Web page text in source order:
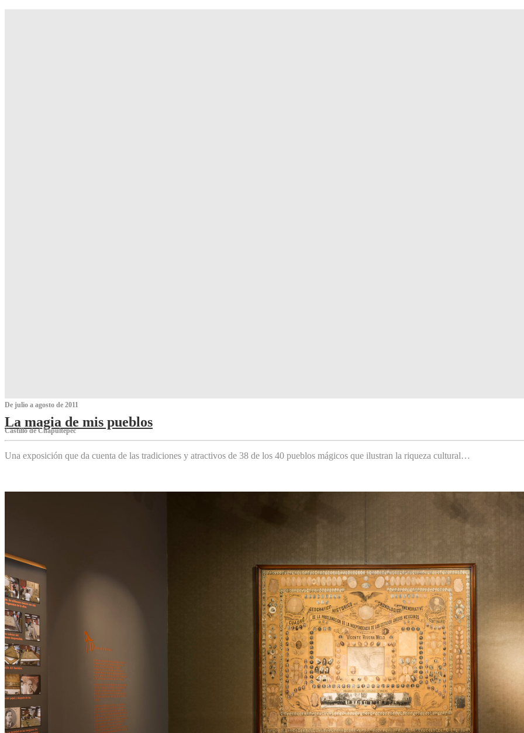
De julio a agosto de 2011
La magia de mis pueblos
Castillo de Chapultepec
Una exposición que da cuenta de las tradiciones y atractivos de 38 de los 40 pueblos mágicos que ilustran la riqueza cultural…